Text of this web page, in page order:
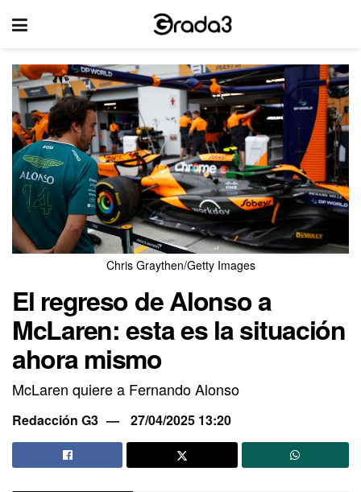
Chris Graythen/Getty Images
El regreso de Alonso a
McLaren: esta es la situación
ahora mismo
McLaren quiere a Fernando Alonso
Redacción G3 27/04/2025 13:20